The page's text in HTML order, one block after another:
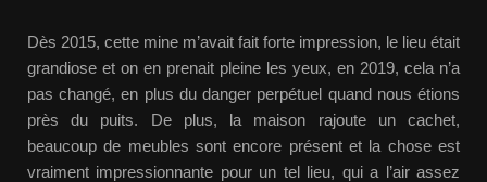
Dès 2015, cette mine m’avait fait forte impression, le lieu était
grandiose et on en prenait pleine les yeux, en 2019, cela n’a
pas changé, en plus du danger perpétuel quand nous étions
près du puits. De plus, la maison rajoute un cachet,
beaucoup de meubles sont encore présent et la chose est
vraiment impressionnante pour un tel lieu, qui a l’air assez